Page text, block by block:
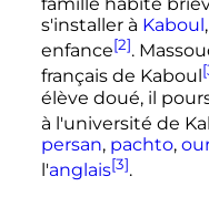
s'installer à Kaboul
enfance[2].
français de Kaboul
élève doué, il
à l'université de
persan, pachto,
l'anglais[3].